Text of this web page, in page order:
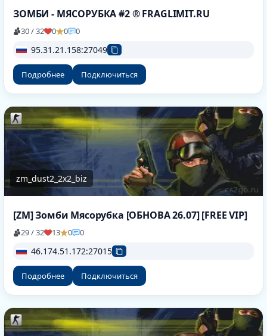
ЗОМБИ - МЯСОРУБКА #2 ® FRAGLIMIT.RU
30 / 32 0 0 0
95.31.21.158:27049
Подробнее Подключиться
zm_dust2_2x2_biz
[ZM] Зомби Мясорубка [ОБНОВА 26.07] [FREE VIP]
29 / 32 13 0 0
46.174.51.172:27015
Подробнее Подключиться